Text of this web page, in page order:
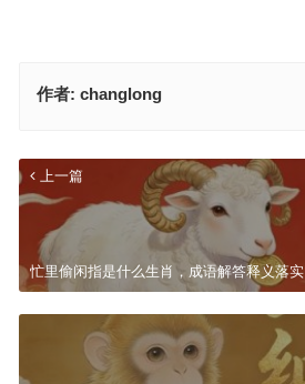
作者: changlong
上一篇
忙里偷闲指是什么生肖，成语解答释义落实